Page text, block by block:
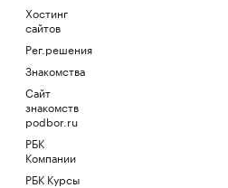
Хостинг
сайтов
Рег.решения
Знакомства
Сайт
знакомств
podbor.ru
РБК
Компании
РБК Курсы